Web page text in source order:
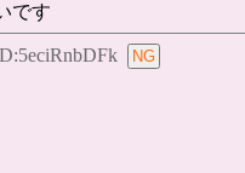
です